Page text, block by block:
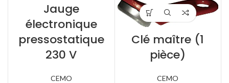
Jauge
électronique
pressostatique
230 V
CEMO
Clé maître (1
pièce)
CEMO